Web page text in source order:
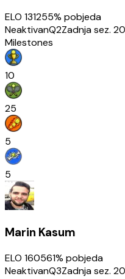
ELO 131255% pobjeda
NeaktivanQ2Zadnja sez.
Milestones
10
25
5
5
Marin Kasum
ELO 160561% pobjeda
NeaktivanQ3Zadnja sez.